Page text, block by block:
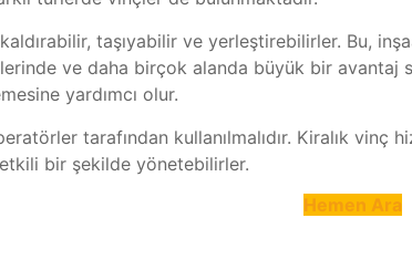
taşıyabilir ve yerleştirebilirler. Bu,
ve daha birçok alanda büyük bir avantaj
yardımcı olur.
tarafından kullanılmalıdır. Kiralık
bir şekilde yönetebilirler.
Hemen Ara